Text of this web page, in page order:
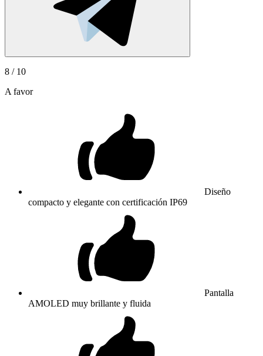
8 / 10
A favor
Diseño
compacto y elegante con certificación IP69
Pantalla
AMOLED muy brillante y fluida